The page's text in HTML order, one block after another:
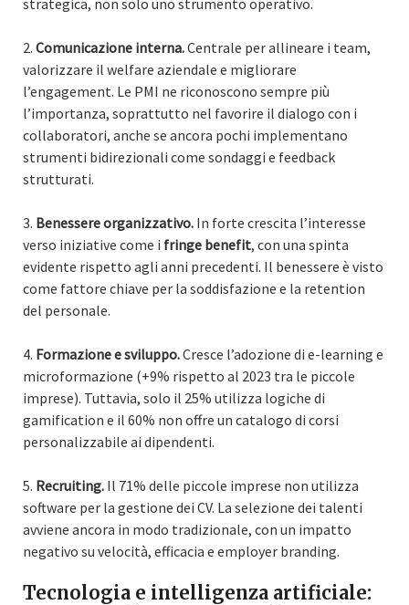
Comunicazione interna.Centrale per allineare i team,
valorizzare il welfare aziendale e migliorare
l’engagement. Le PMI ne riconoscono sempre più
l’importanza, soprattutto nel favorire il dialogo con i
collaboratori, anche se ancora pochi implementano
strumenti bidirezionali come sondaggi e feedback
strutturati.
Benessere organizzativo. In forte crescita l’interesse
verso iniziative come i fringe benefit, con una spinta
evidente rispetto agli anni precedenti. Il benessere è visto
come fattore chiave per la soddisfazione e la retention
del personale.
Formazione e sviluppo.Cresce l’adozione di e-learning e
microformazione (+9% rispetto al 2023 tra le piccole
imprese). Tuttavia, solo il 25% utilizza logiche di
gamification e il 60% non offre un catalogo di corsi
personalizzabile ai dipendenti.
Recruiting. Il 71% delle piccole imprese non utilizza
software per la gestione dei CV. La selezione dei talenti
avviene ancora in modo tradizionale, con un impatto
negativo su velocità, efficacia e employer branding.
Tecnologia e intelligenza artificiale: